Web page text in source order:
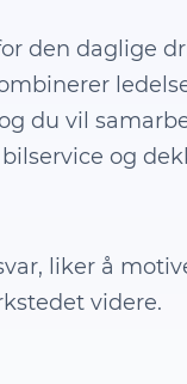
den daglige
du vil
og
liker å
videre.